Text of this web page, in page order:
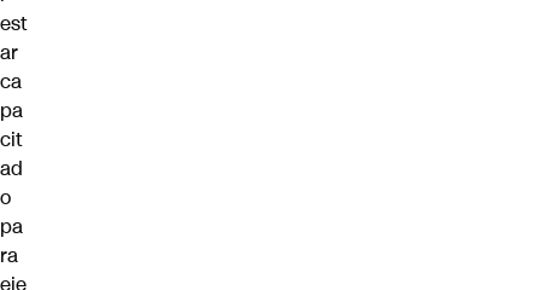
est
ar
ca
pa
cit
ad
o
pa
ra
eje